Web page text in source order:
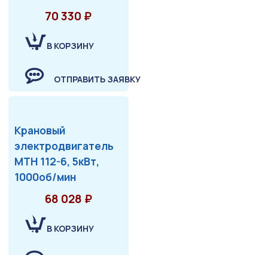
70 330 ₽
В КОРЗИНУ
ОТПРАВИТЬ ЗАЯВКУ
Крановый
электродвигатель
МТН 112-6, 5кВт,
1000об/мин
68 028 ₽
В КОРЗИНУ